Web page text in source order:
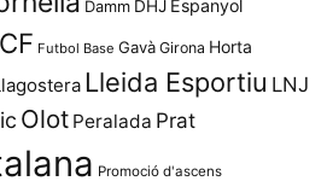
Damm DHJ Espanyol
Futbol Base Gavà Girona Horta
Lleida Esportiu LNJ
Olot Peralada Prat
Promoció d'ascens